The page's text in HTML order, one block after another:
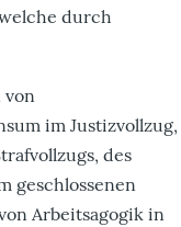
durch
von
im Justizvollzug,
des
geschlossenen
Arbeitsagogik in